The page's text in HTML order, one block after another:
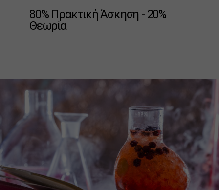
80% Πρακτική Άσκηση - 20%
Θεωρία